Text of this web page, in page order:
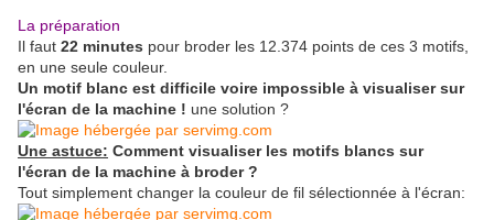
La préparation
Il faut 22 minutes pour broder les 12.374 points de ces 3 motifs,
en une seule couleur.
Un motif blanc est difficile voire impossible à visualiser sur
l'écran de la machine ! une solution ?
Une astuce: Comment visualiser les motifs blancs sur
l'écran de la machine à broder ?
Tout simplement changer la couleur de fil sélectionnée à l'écran: